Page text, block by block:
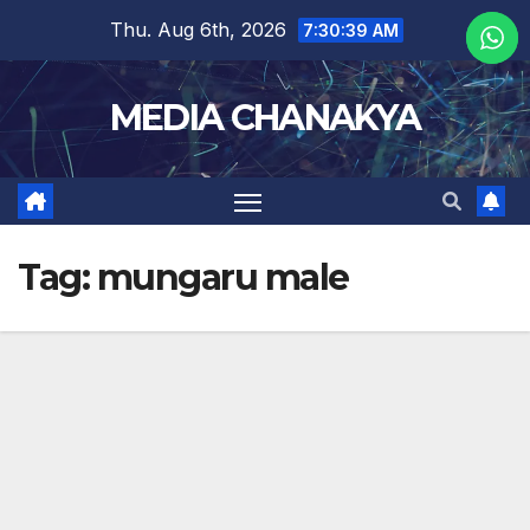
Thu. Aug 6th, 2026 7:30:41 AM
MEDIA CHANAKYA
Tag: mungaru male